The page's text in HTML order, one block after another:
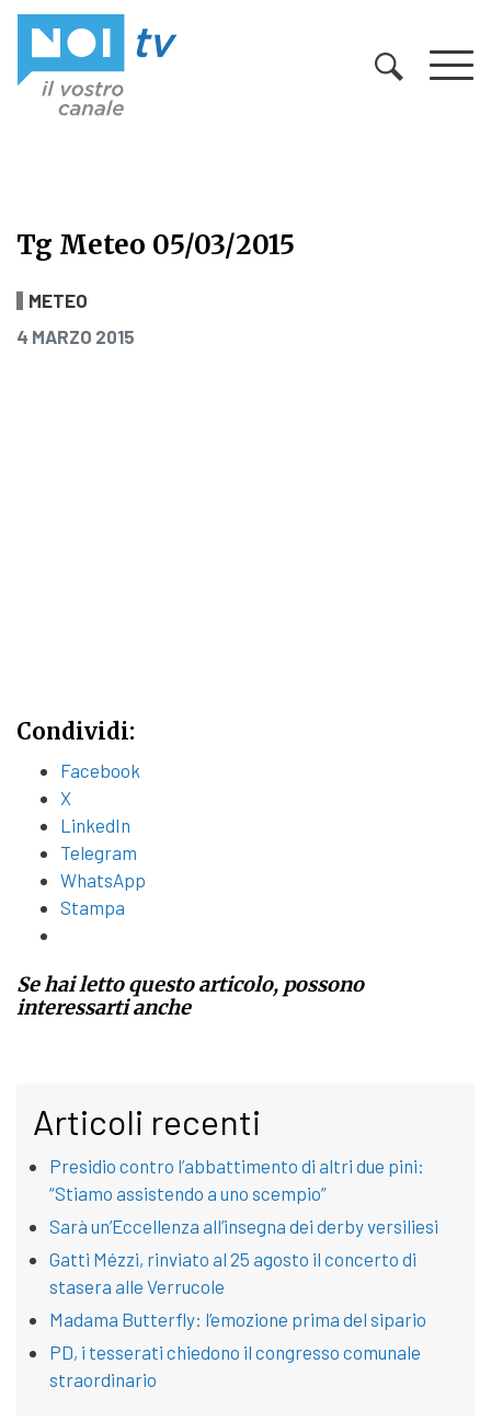
Tg Meteo 05/03/2015
Tg Meteo 05/03/2015
METEO
PUBBLICATO IL
4 MARZO 2015
Condividi:
Facebook
X
LinkedIn
Telegram
WhatsApp
Stampa
Se hai letto questo articolo, possono
interessarti anche
Articoli recenti
Presidio contro l’abbattimento di altri due pini:
“Stiamo assistendo a uno scempio”
Sarà un’Eccellenza all’insegna dei derby versiliesi
Gatti Mézzi, rinviato al 25 agosto il concerto di
stasera alle Verrucole
Madama Butterfly: l’emozione prima del sipario
PD, i tesserati chiedono il congresso comunale
straordinario